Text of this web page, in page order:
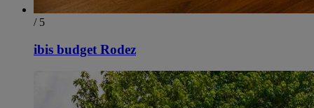
/ 5
ibis budget Rodez